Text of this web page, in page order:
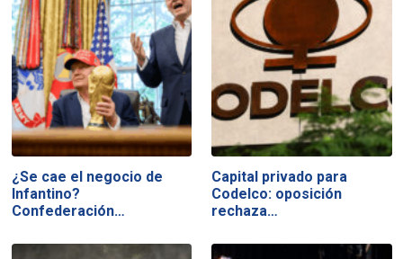
¿Se cae el negocio de
Infantino?
Confederación…
Capital privado para
Codelco: oposición
rechaza…